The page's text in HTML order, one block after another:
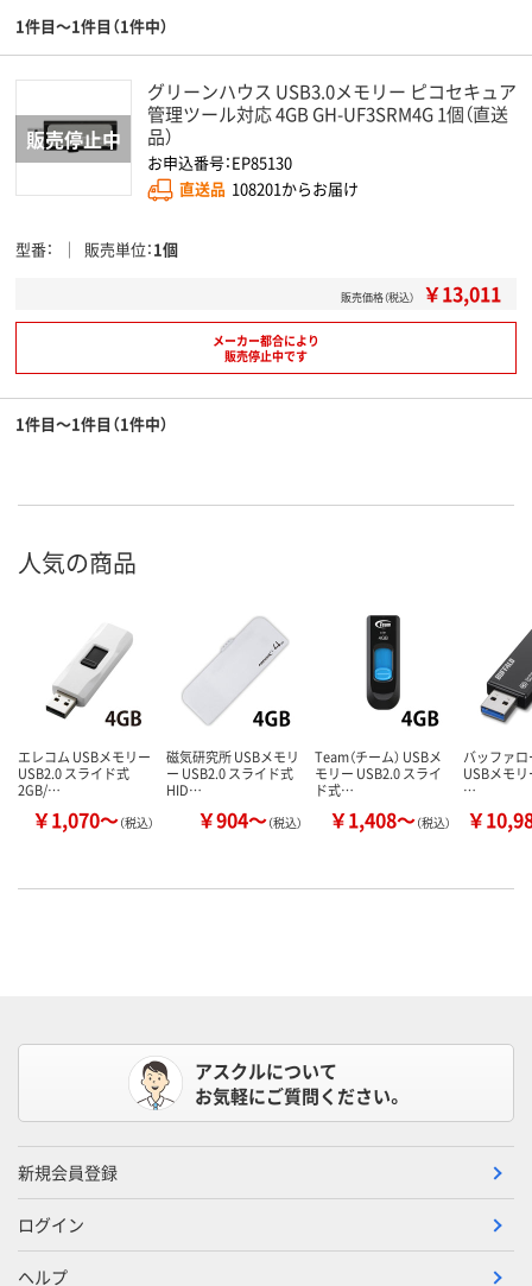
1件目～1件目（1件中）
グリーンハウス USB3.0メモリー ピコセキュア
管理ツール対応 4GB GH-UF3SRM4G 1個（直送
品）
お申込番号：EP85130
直送品 108201からお届け
型番 販売単位 1個
販売価格（税込） ￥13,011
メーカー都合により
販売停止中です
1件目～1件目（1件中）
人気の商品
エレコム USBメモリー
USB2.0 スライド式
2GB/…
￥1,070～（税込）
磁気研究所 USBメモリ
ー USB2.0 スライド式
HID…
￥904～（税込）
Team（チーム） USBメ
モリー USB2.0 スライ
ド式…
￥1,408～（税込）
バッファロ
USBメモ
…
￥
アスクルについて
お気軽にご質問ください。
新規会員登録
ログイン
ヘルプ